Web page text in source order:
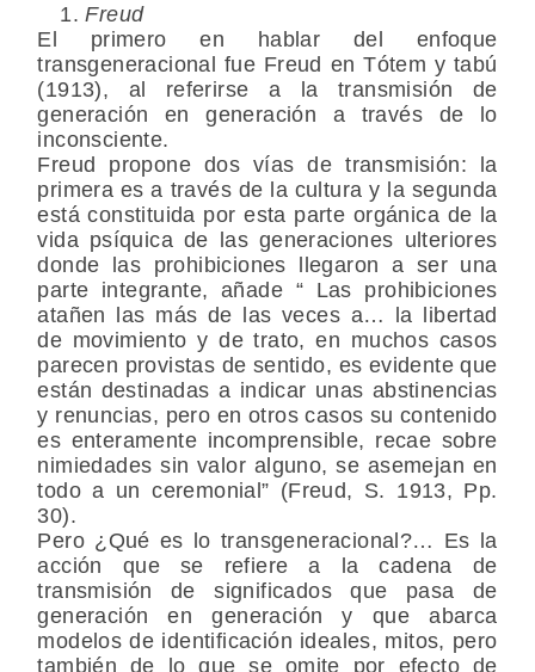
Freud
El primero en hablar del enfoque
transgeneracional fue Freud en Tótem y tabú
(1913), al referirse a la transmisión de
generación en generación a través de lo
inconsciente.
Freud propone dos vías de transmisión: la
primera es a través de la cultura y la segunda
está constituida por esta parte orgánica de la
vida psíquica de las generaciones ulteriores
donde las prohibiciones llegaron a ser una
parte integrante, añade “ Las prohibiciones
atañen las más de las veces a… la libertad
de movimiento y de trato, en muchos casos
parecen provistas de sentido, es evidente que
están destinadas a indicar unas abstinencias
y renuncias, pero en otros casos su contenido
es enteramente incomprensible, recae sobre
nimiedades sin valor alguno, se asemejan en
todo a un ceremonial” (Freud, S. 1913, Pp.
30).
Pero ¿Qué es lo transgeneracional?… Es la
acción que se refiere a la cadena de
transmisión de significados que pasa de
generación en generación y que abarca
modelos de identificación ideales, mitos, pero
también de lo que se omite por efecto de